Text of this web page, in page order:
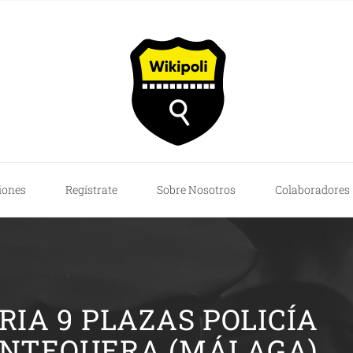
Regístrate Sobre Nosotros Colaboradores
9 PLAZAS POLICÍA